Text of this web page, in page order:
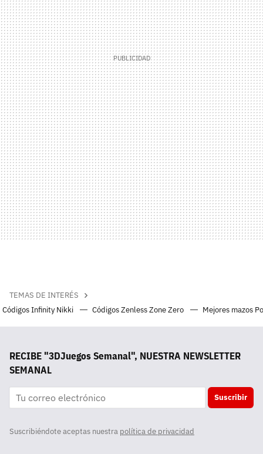
TEMAS DE INTERÉS
Códigos Infinity Nikki
Códigos Zenless Zone Zero Mejores mazos
RECIBE "3DJuegos Semanal", NUESTRA NEWSLETTER
SEMANAL
Suscribir
Suscribiéndote aceptas nuestra política de privacidad